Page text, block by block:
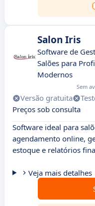
Salon Iris
Software de
Salões para
Modernos
Sem
Versão gratuita
Preços sob consulta
Software ideal para
agendamento online,
estoque e relatórios
Veja mais detalhes